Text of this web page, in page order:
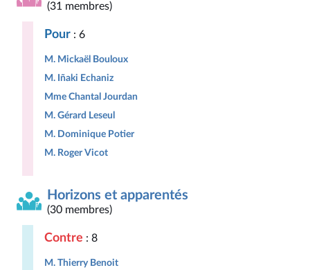
(31 membres)
Pour : 6
M. Mickaël Bouloux
M. Iñaki Echaniz
Mme Chantal Jourdan
M. Gérard Leseul
M. Dominique Potier
M. Roger Vicot
Horizons et apparentés
(30 membres)
Contre : 8
M. Thierry Benoit